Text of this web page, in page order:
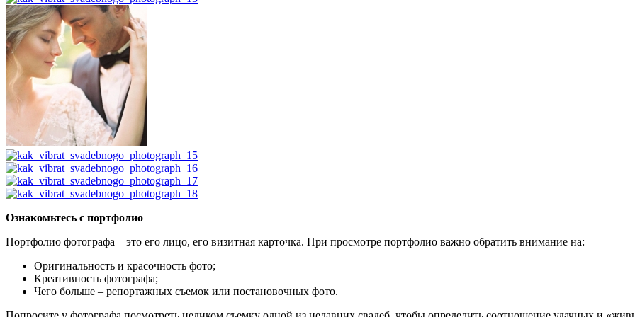
Ознакомьтесь с портфолио
Портфолио фотографа – это его лицо, его визитная карточка. При просмотре портфолио важно обратить внимание на:
Оригинальность и красочность фото;
Креативность фотографа;
Чего больше – репортажных съемок или постановочных фото.